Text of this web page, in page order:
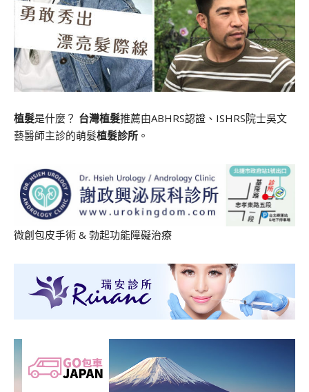
植髮是什麼？ 台灣植髮推薦由ABHRS認證、ISHRS院士吳文
藝醫師主診的萌髮植髮診所 。
微創包皮手術 & 勃起功能障礙治療